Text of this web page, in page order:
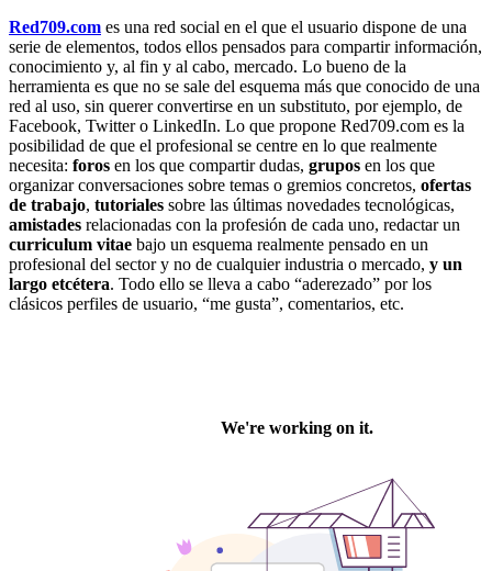
Red709.com es una red social en el que el usuario dispone de una
serie de elementos, todos ellos pensados para compartir información,
conocimiento y, al fin y al cabo, mercado. Lo bueno de la
herramienta es que no se sale del esquema más que conocido de una
red al uso, sin querer convertirse en un substituto, por ejemplo, de
Facebook, Twitter o LinkedIn. Lo que propone Red709.com es la
posibilidad de que el profesional se centre en lo que realmente
necesita: foros en los que compartir dudas, grupos en los que
organizar conversaciones sobre temas o gremios concretos, ofertas
de trabajo, tutoriales sobre las últimas novedades tecnológicas,
amistades relacionadas con la profesión de cada uno, redactar un
curriculum vitae bajo un esquema realmente pensado en un
profesional del sector y no de cualquier industria o mercado, y un
largo etcétera. Todo ello se lleva a cabo “aderezado” por los
clásicos perfiles de usuario, “me gusta”, comentarios, etc.